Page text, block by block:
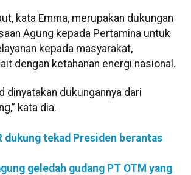
kata Emma, merupakan dukungan
Agung kepada Pertamina untuk
kepada masyarakat,
dengan ketahanan energi nasional.
dinyatakan dukungannya dari
kata dia.
dukung tekad Presiden berantas
geledah gudang PT OTM yang